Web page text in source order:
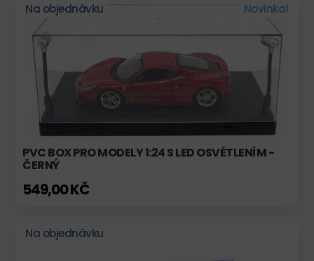
Na objednávku Novinka!
PVC BOX PRO MODELY 1:24 S LED OSVĚTLENÍM -
ČERNÝ
549,00 KČ
Na objednávku